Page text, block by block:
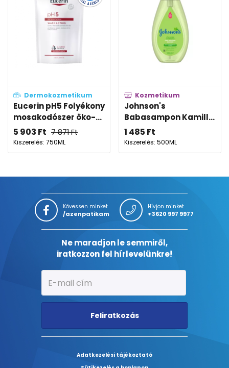
Dermokozmetikum
Eucerin pH5 Folyékony
mosakodószer öko-...
5 903 Ft 7 871Ft
Kiszerelés: 750ML
Kozmetikum
Johnson's
Babasampon Kamill...
1 485 Ft
Kiszerelés: 500ML
Kövessen minket
/azenpatikam
Hívjon minket
+3620 997 9977
Ne maradjon le semmiről,
iratkozzon fel hírlevelünkre!
Feliratkozás
Adatkezelési tájékoztató